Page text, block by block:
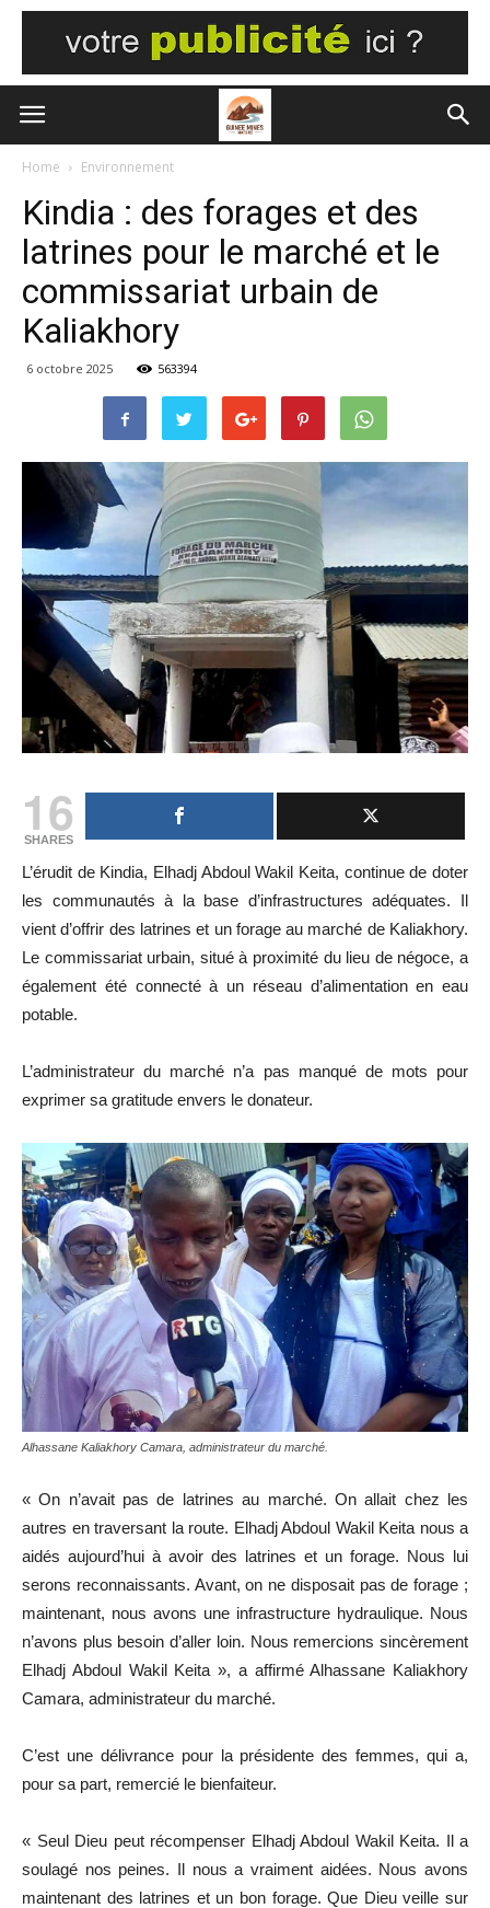
Home Environnement
Kindia : des forages et des
latrines pour le marché et le
commissariat urbain de
Kaliakhory
6 octobre 2025 563394
16
SHARES
L’érudit de Kindia, Elhadj Abdoul Wakil Keita, continue de doter
les communautés à la base d’infrastructures adéquates. Il
vient d’offrir des latrines et un forage au marché de Kaliakhory.
Le commissariat urbain, situé à proximité du lieu de négoce, a
également été connecté à un réseau d’alimentation en eau
potable.
L’administrateur du marché n’a pas manqué de mots pour
exprimer sa gratitude envers le donateur.
Alhassane Kaliakhory Camara, administrateur du marché.
« On n’avait pas de latrines au marché. On allait chez les
autres en traversant la route. Elhadj Abdoul Wakil Keita nous a
aidés aujourd’hui à avoir des latrines et un forage. Nous lui
serons reconnaissants. Avant, on ne disposait pas de forage ;
maintenant, nous avons une infrastructure hydraulique. Nous
n’avons plus besoin d’aller loin. Nous remercions sincèrement
Elhadj Abdoul Wakil Keita », a affirmé Alhassane Kaliakhory
Camara, administrateur du marché.
C’est une délivrance pour la présidente des femmes, qui a,
pour sa part, remercié le bienfaiteur.
« Seul Dieu peut récompenser Elhadj Abdoul Wakil Keita. Il a
soulagé nos peines. Il nous a vraiment aidées. Nous avons
maintenant des latrines et un bon forage. Que Dieu veille sur